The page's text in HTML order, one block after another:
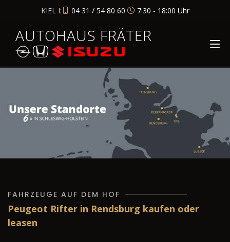
KIEL I: 04 31 / 54 80 60 7:30 - 18:00 Uhr
AUTOHAUS FRÄTER
FAHRZEUGE AUF DEM HOF
Peugeot Rifter in Rendsburg kaufen oder
leasen